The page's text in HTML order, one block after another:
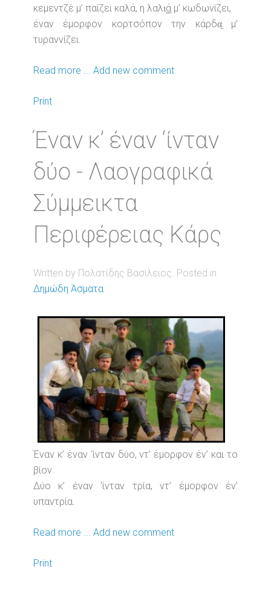
κεμεντζέ μ’ παίζει καλά, η λαλι͜ά μ’ κωδωνίζει,
έναν έμορφον κορτσόπον την κάρδα̤ μ’
τυραννίζει.
Read more ... Add new comment
Print
Έναν κ’ έναν ‘ίνταν
δύο - Λαογραφικά
Σύμμεικτα
Περιφέρειας Κάρς
Written by Πολατίδης Βασίλειος. Posted in
Δημώδη Άσματα
Έναν κ’ έναν ‘ίνταν δύο, ντ’ έμορφον έν’ και το
βίον.
Δύο κ’ έναν ‘ίνταν τρία, ντ’ έμορφον έν’
υπαντρία.
Read more ... Add new comment
Print